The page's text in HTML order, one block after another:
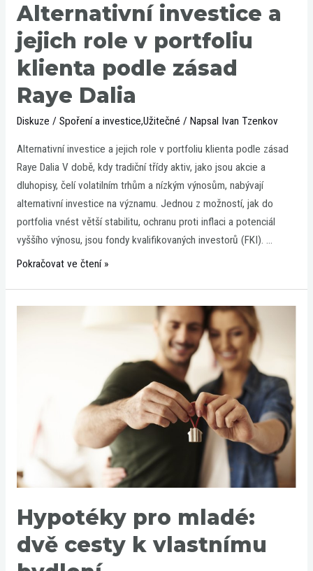
Alternativní investice a
jejich role v portfoliu
klienta podle zásad
Raye Dalia
Diskuze / Spoření a investice,Užitečné / Napsal Ivan Tzenkov
Alternativní investice a jejich role v portfoliu klienta podle zásad
Raye Dalia V době, kdy tradiční třídy aktiv, jako jsou akcie a
dluhopisy, čelí volatilním trhům a nízkým výnosům, nabývají
alternativní investice na významu. Jednou z možností, jak do
portfolia vnést větší stabilitu, ochranu proti inflaci a potenciál
vyššího výnosu, jsou fondy kvalifikovaných investorů (FKI). …
Raye
Dalia
Pokračovat ve čtení »
Hypotéky pro mladé:
dvě cesty k vlastnímu
vlastnímu